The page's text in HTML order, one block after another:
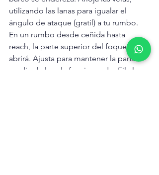
utilizando las lanas para igualar el
ángulo de ataque (gratil) a tu rumbo.
En un rumbo desde ceñida hasta
reach, la parte superior del foque se
abrirá. Ajusta para mantener la parte
media de la vela funcionando. Fila la